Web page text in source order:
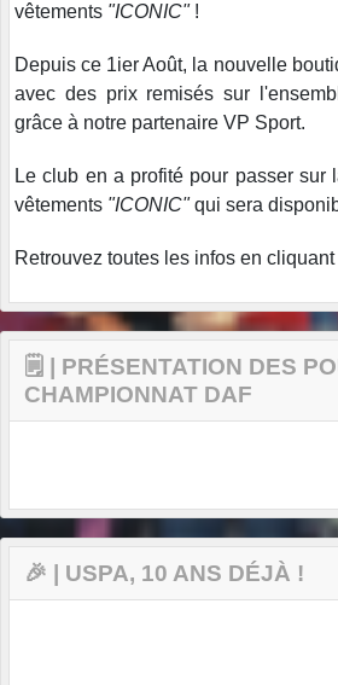
vêtements "ICONIC"!
Depuis ce 1ier Août, la nouvelle
avec des prix remisés sur
grâce à notre partenaire VP Sport.
Le club en a profité pour passer sur
vêtements "ICONIC"qui sera
Retrouvez toutes les infos en
🗒️ | PRÉSENTATION DES
CHAMPIONNAT DAF
🎉 | USPA, 10 ANS DÉJÀ !